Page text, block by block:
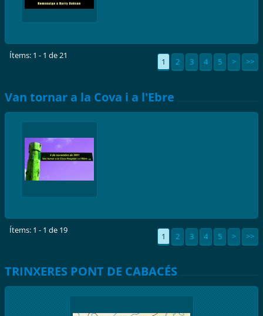
Ítems: 1 - 1 de 21
1 2 3 4 5 > >>
Van tornar a la Cova i a l'Ebre
Ítems: 1 - 1 de 19
1 2 3 4 5 > >>
TRINXERES PONT DE CABACÉS